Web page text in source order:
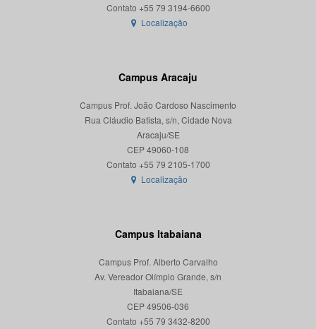
Localização
Campus Aracaju
Campus Prof. João Cardoso Nascimento
Rua Cláudio Batista, s/n, Cidade Nova
Aracaju/SE
CEP 49060-108
Localização
Campus Itabaiana
Campus Prof. Alberto Carvalho
Av. Vereador Olímpio Grande, s/n
Itabaiana/SE
CEP 49506-036